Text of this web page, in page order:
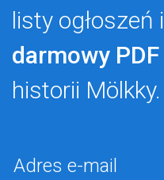
listy ogłoszeń
darmowy PDF
historii Mölkky.